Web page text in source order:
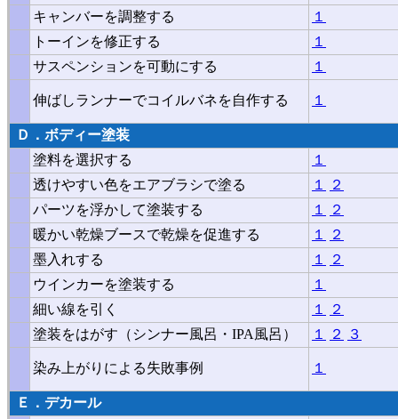
キャンバーを調整する
１
トーインを修正する
１
サスペンションを可動にする
１
伸ばしランナーでコイルバネを自作する １
Ｄ． ボディー塗装
塗料を選択する
１
透けやすい色をエアブラシで塗る
１
２
パーツを浮かして塗装する
１
２
暖かい乾燥ブースで乾燥を促進する
１
２
墨入れする
１
２
ウインカーを塗装する
１
細い線を引く
１
２
塗装をはがす（シンナー風呂・IPA風呂）
１ ２ ３
染み上がりによる失敗事例 １
Ｅ．デカール